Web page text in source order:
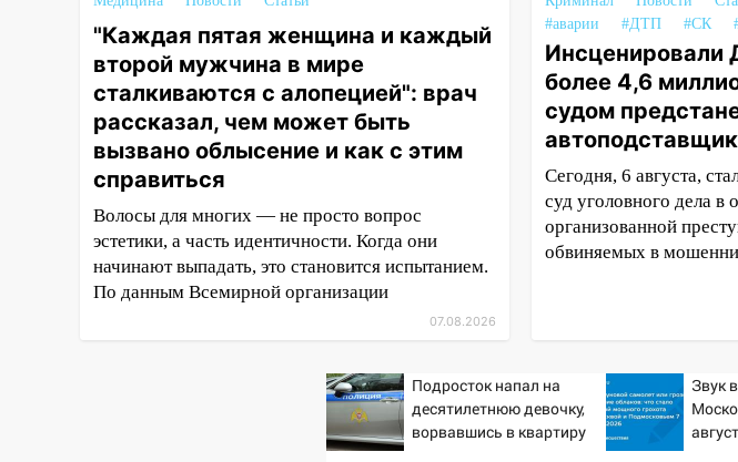
10:14
В Ульяновске двоих
участников коррупционной
схемы при ЦГКБ отправили в
колонию на 7 и 8 лет
09:52 Ночью беспилотники
сбили над соседними
Татарстаном и Саратовской
09:41 Диана Шурыгина
уверовала в Бога в СИЗО
09:35
В Ульяновске директора
Подросток на питбайке
сбил велосипедистку:
"Каждая пятая женщина и каждый
второй мужчина в мире
сталкиваются с алопецией": врач
рассказал, чем может быть
вызвано облысение и как с этим
справиться
Волосы для многих — не просто вопрос
эстетики, а часть идентичности. Когда они
начинают выпадать, это становится испытанием.
По данным Всемирной организации
07.08.2026
#аварии
#ДТП #СК
Инсценировали
более 4,6
судом
Сегодня, 6 августа,
суд уголовного дела в
организованной
обвиняемых в
Подросток напал на
десятилетнюю девочку,
ворвавшись в квартиру
Звук